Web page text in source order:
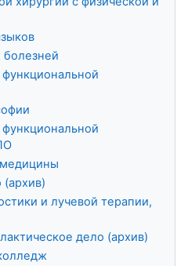
и лучевой терапии,
дело (архив)